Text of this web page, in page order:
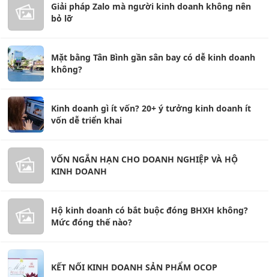
Giải pháp Zalo mà người kinh doanh không nên
bỏ lỡ
Mặt bằng Tân Bình gần sân bay có dễ kinh doanh
không?
Kinh doanh gì ít vốn? 20+ ý tưởng kinh doanh ít
vốn dễ triển khai
VỐN NGẮN HẠN CHO DOANH NGHIỆP VÀ HỘ
KINH DOANH
Hộ kinh doanh có bắt buộc đóng BHXH không?
Mức đóng thế nào?
KẾT NỐI KINH DOANH SẢN PHẨM OCOP